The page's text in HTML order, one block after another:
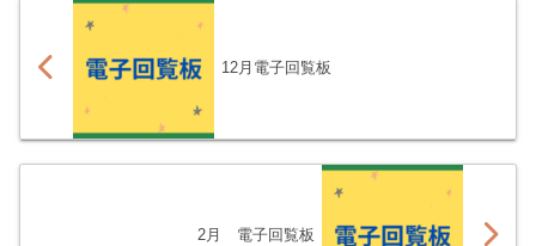
12月電子回覧板
2月 電子回覧板